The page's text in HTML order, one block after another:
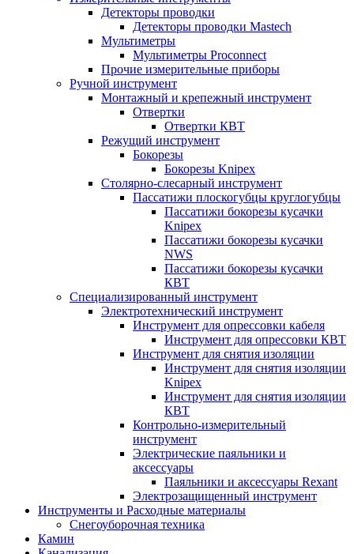
Детекторы проводки
Детекторы проводки Mastech
Мультиметры
Мультиметры Proconnect
Прочие измерительные приборы
Ручной инструмент
Монтажный и крепежный инструмент
Отвертки
Отвертки КВТ
Режущий инструмент
Бокорезы
Бокорезы Knipex
Столярно-слесарный инструмент
Пассатижи плоскогубцы круглогубцы
Пассатижи бокорезы кусачки
Knipex
Пассатижи бокорезы кусачки
NWS
Пассатижи бокорезы кусачки
КВТ
Специализированный инструмент
Электротехнический инструмент
Инструмент для опрессовки кабеля
Инструмент для опрессовки КВТ
Инструмент для снятия изоляции
Инструмент для снятия изоляции
Knipex
Инструмент для снятия изоляции
КВТ
Контрольно-измерительный
инструмент
Электрические паяльники и
аксессуары
Паяльники и аксессуары Rexant
Электрозащищенный инструмент
Инструменты и Расходные материалы
Снегоуборочная техника
Камин